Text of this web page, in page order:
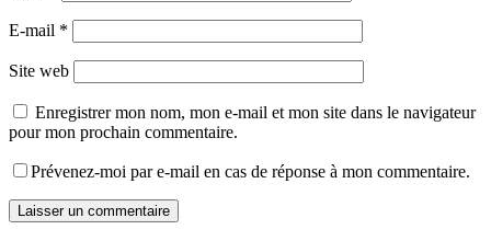
E-mail *
Site web
Enregistrer mon nom, mon e-mail et mon site dans le navigateur
pour mon prochain commentaire.
Prévenez-moi par e-mail en cas de réponse à mon commentaire.